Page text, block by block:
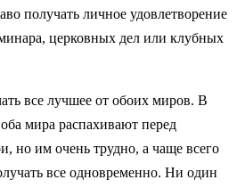
получать личное удовлетворение
церковных дел или клубных
все лучшее от обоих миров. В
мира распахивают перед
но им очень трудно, а чаще всего
все одновременно. Ни один